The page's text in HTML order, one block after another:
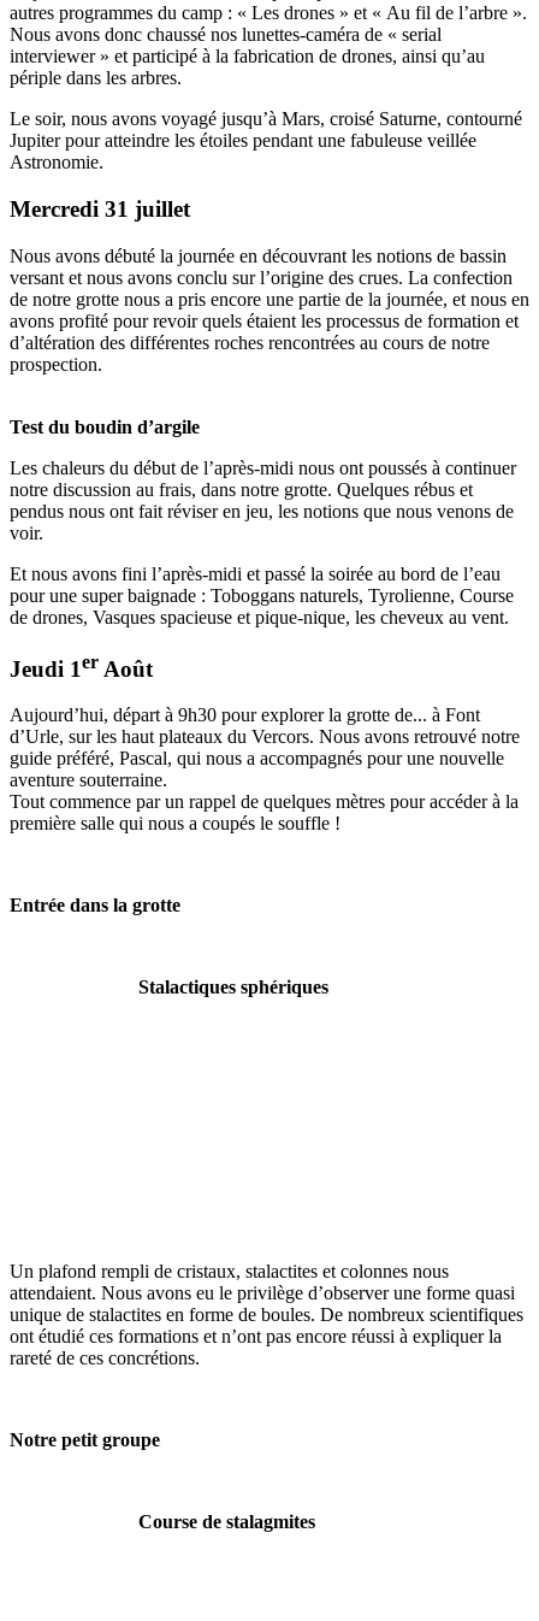
autres programmes du camp : « Les drones » et « Au fil de l’arbre ».
Nous avons donc chaussé nos lunettes-caméra de « serial
interviewer » et participé à la fabrication de drones, ainsi qu’au
périple dans les arbres.
Le soir, nous avons voyagé jusqu’à Mars, croisé Saturne, contourné
Jupiter pour atteindre les étoiles pendant une fabuleuse veillée
Astronomie.
Mercredi 31 juillet
Nous avons débuté la journée en découvrant les notions de bassin
versant et nous avons conclu sur l’origine des crues. La confection
de notre grotte nous a pris encore une partie de la journée, et nous en
avons profité pour revoir quels étaient les processus de formation et
d’altération des différentes roches rencontrées au cours de notre
prospection.
Test du boudin d’argile
Les chaleurs du début de l’après-midi nous ont poussés à continuer
notre discussion au frais, dans notre grotte. Quelques rébus et
pendus nous ont fait réviser en jeu, les notions que nous venons de
voir.
Et nous avons fini l’après-midi et passé la soirée au bord de l’eau
pour une super baignade : Toboggans naturels, Tyrolienne, Course
de drones, Vasques spacieuse et pique-nique, les cheveux au vent.
Jeudi 1er Août
Aujourd’hui, départ à 9h30 pour explorer la grotte de... à Font
d’Urle, sur les haut plateaux du Vercors. Nous avons retrouvé notre
guide préféré, Pascal, qui nous a accompagnés pour une nouvelle
aventure souterraine.
Tout commence par un rappel de quelques mètres pour accéder à la
première salle qui nous a coupés le souffle !
Entrée dans la grotte
Stalactiques sphériques
Un plafond rempli de cristaux, stalactites et colonnes nous
attendaient. Nous avons eu le privilège d’observer une forme quasi
unique de stalactites en forme de boules. De nombreux scientifiques
ont étudié ces formations et n’ont pas encore réussi à expliquer la
rareté de ces concrétions.
Notre petit groupe
Course de stalagmites